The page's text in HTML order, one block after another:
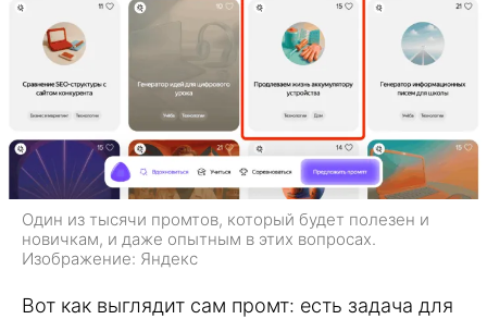
Один из тысячи промтов, который будет полезен и
новичкам, и даже опытным в этих вопросах.
Изображение: Яндекс
Вот как выглядит сам промт: есть задача для